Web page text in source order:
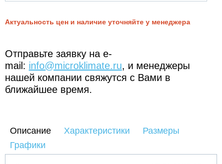
Актуальность цен и наличие уточняйте у менеджера
Отправьте заявку на e-
mail: info@microklimate.ru, и менеджеры
нашей компании свяжутся с Вами в
ближайшее время.
Описание Характеристики
Размеры
Графики